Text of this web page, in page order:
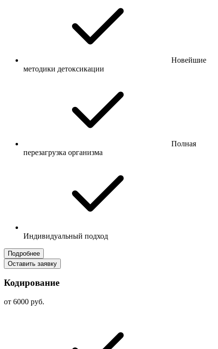
Новейшие
методики детоксикации
Полная
перезагрузка организма
Индивидуальный подход
Подробнее
Оставить заявку
Кодирование
от 6000 руб.